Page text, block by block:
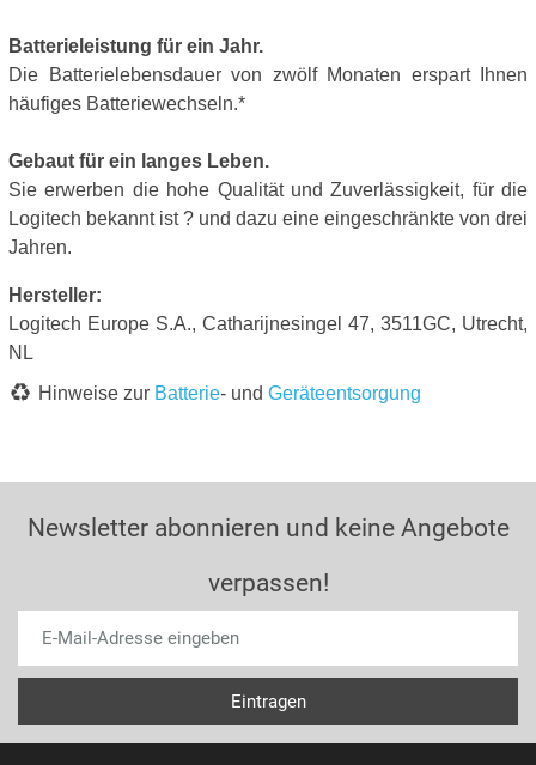
Batterieleistung für ein Jahr.
Die Batterielebensdauer von zwölf Monaten erspart Ihnen
häufiges Batteriewechseln.*
Gebaut für ein langes Leben.
Sie erwerben die hohe Qualität und Zuverlässigkeit, für die
Logitech bekannt ist ? und dazu eine eingeschränkte von drei
Jahren.
Hersteller:
Logitech Europe S.A., Catharijnesingel 47, 3511GC, Utrecht,
NL
Hinweise zur Batterie- und Geräteentsorgung
Newsletter abonnieren und keine Angebote
verpassen!